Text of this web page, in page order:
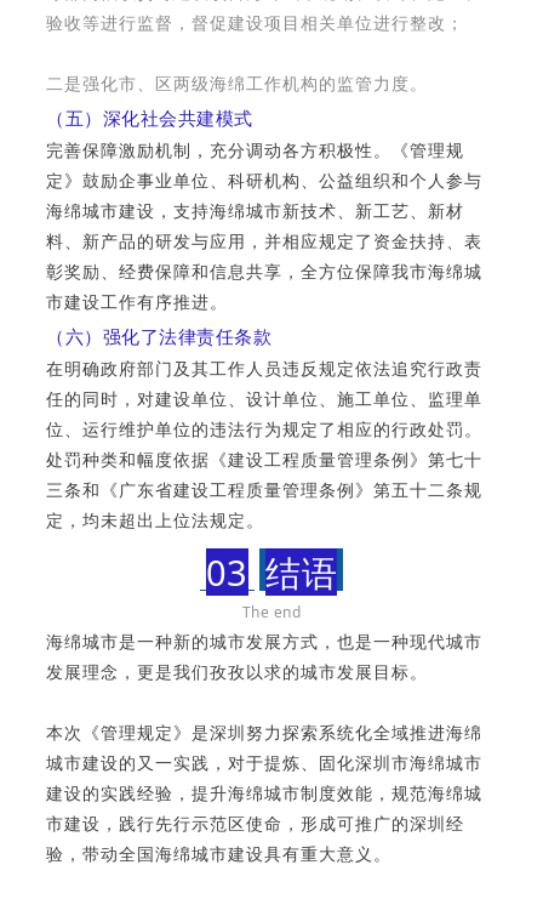
验收等进行监督，督促建设项目相关单位进行整改；
二是强化市、区两级海绵工作机构的监管力度。
（五）深化社会共建模式
完善保障激励机制，充分调动各方积极性。《管理规
定》鼓励企事业单位、科研机构、公益组织和个人参与
海绵城市建设，支持海绵城市新技术、新工艺、新材
料、新产品的研发与应用，并相应规定了资金扶持、表
彰奖励、经费保障和信息共享，全方位保障我市海绵城
市建设工作有序推进。
（六）强化了法律责任条款
在明确政府部门及其工作人员违反规定依法追究行政责
任的同时，对建设单位、设计单位、施工单位、监理单
位、运行维护单位的违法行为规定了相应的行政处罚。
处罚种类和幅度依据《建设工程质量管理条例》第七十
三条和《广东省建设工程质量管理条例》第五十二条规
定，均未超出上位法规定。
03 结语
The end
海绵城市是一种新的城市发展方式，也是一种现代城市
发展理念，更是我们孜孜以求的城市发展目标。
本次《管理规定》是深圳努力探索系统化全域推进海绵
城市建设的又一实践，对于提炼、固化深圳市海绵城市
建设的实践经验，提升海绵城市制度效能，规范海绵城
市建设，践行先行示范区使命，形成可推广的深圳经
验，带动全国海绵城市建设具有重大意义。